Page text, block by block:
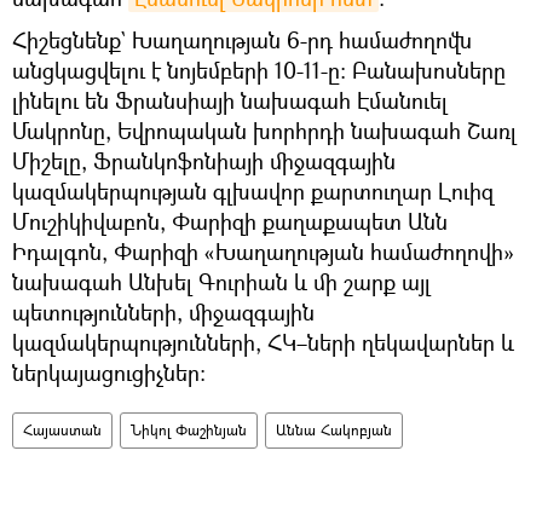
Հիշեցնենք` Խաղաղության 6-րդ համաժողովն
անցկացվելու է նոյեմբերի 10-11-ը։ Բանախոսները
լինելու են Ֆրանսիայի նախագահ Էմանուել
Մակրոնը, Եվրոպական խորհրդի նախագահ Շառլ
Միշելը, Ֆրանկոֆոնիայի միջազգային
կազմակերպության գլխավոր քարտուղար Լուիզ
Մուշիկիվաբոն, Փարիզի քաղաքապետ Անն
Իդալգոն, Փարիզի «Խաղաղության համաժողովի»
նախագահ Անխել Գուրիան և մի շարք այլ
պետությունների, միջազգային
կազմակերպությունների, ՀԿ–ների ղեկավարներ և
ներկայացուցիչներ։
Հայաստան Նիկոլ Փաշինյան Աննա Հակոբյան